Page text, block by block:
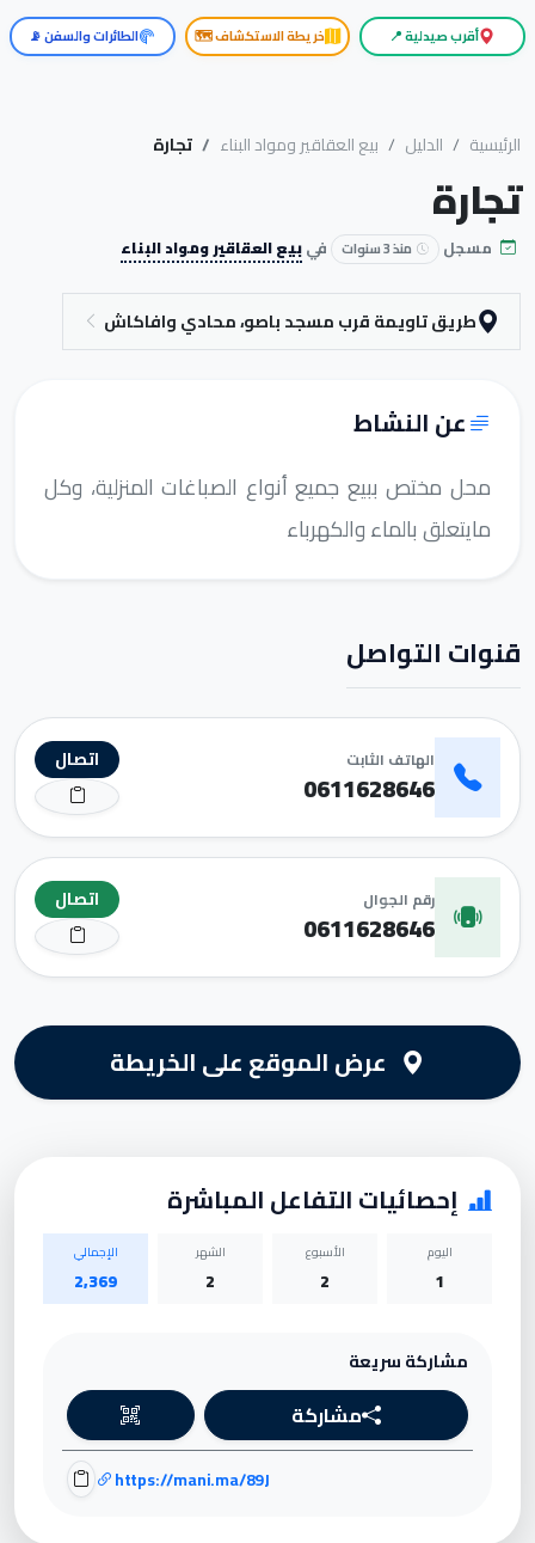
أقرب صيدلية 📍 خريطة الاستكشاف 🗺️ الطائرات والسفن 📡
الرئيسية الدليل بيع العقاقير ومواد البناء تجارة
تجارة
مسجل منذ 3 سنوات فيبيع العقاقير ومواد البناء
طريق تاويمة قرب مسجد باصو، محادي وافاكاش
عن النشاط
محل مختص ببيع جميع أنواع الصباغات المنزلية، وكل
مايتعلق بالماء والكهرباء
قنوات التواصل
الهاتف الثابت
0611628646
اتصال
رقم الجوال
0611628646
اتصال
عرض الموقع على الخريطة
إحصائيات التفاعل المباشرة
اليوم
1
الأسبوع
2
الشهر
2
الإجمالي
2,369
مشاركة سريعة
مشاركة
https://mani.ma/89J